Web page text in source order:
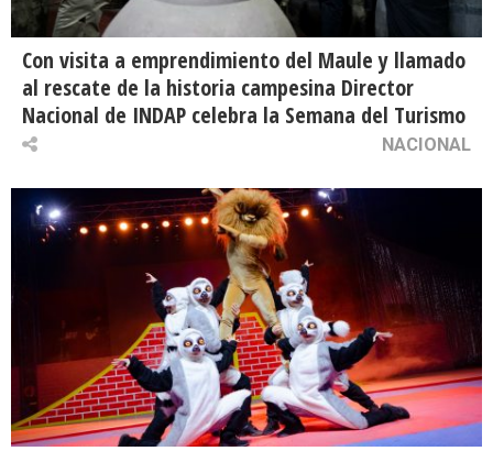
Con visita a emprendimiento del Maule y llamado
al rescate de la historia campesina Director
Nacional de INDAP celebra la Semana del Turismo
NACIONAL